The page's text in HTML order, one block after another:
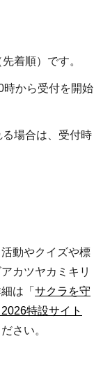
着順）です。
時から受付を開始
場合は、受付時
動やクイズや標
カツヤカミキリ
は「 サクラを守
特設サイト
さい。